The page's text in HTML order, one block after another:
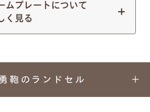
ムプレートについて
く見る
鞄のランドセル